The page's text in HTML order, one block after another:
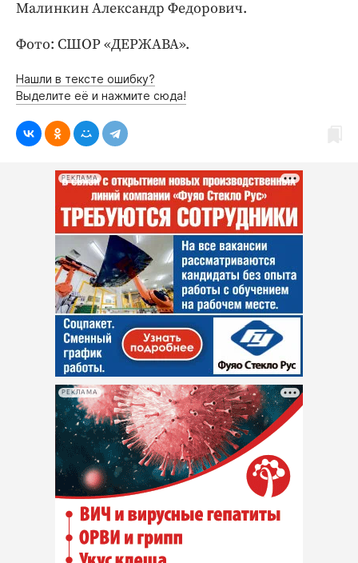
Малинкин Александр Федорович.
Фото: СШОР «ДЕРЖАВА».
Нашли в тексте ошибку?
Выделите её и нажмите сюда!
РЕКЛАМА
РЕКЛАМА